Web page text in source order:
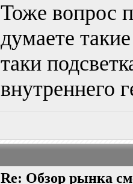
Тоже вопрос
думаете
таки
внутреннего
Re: Обзор рынка